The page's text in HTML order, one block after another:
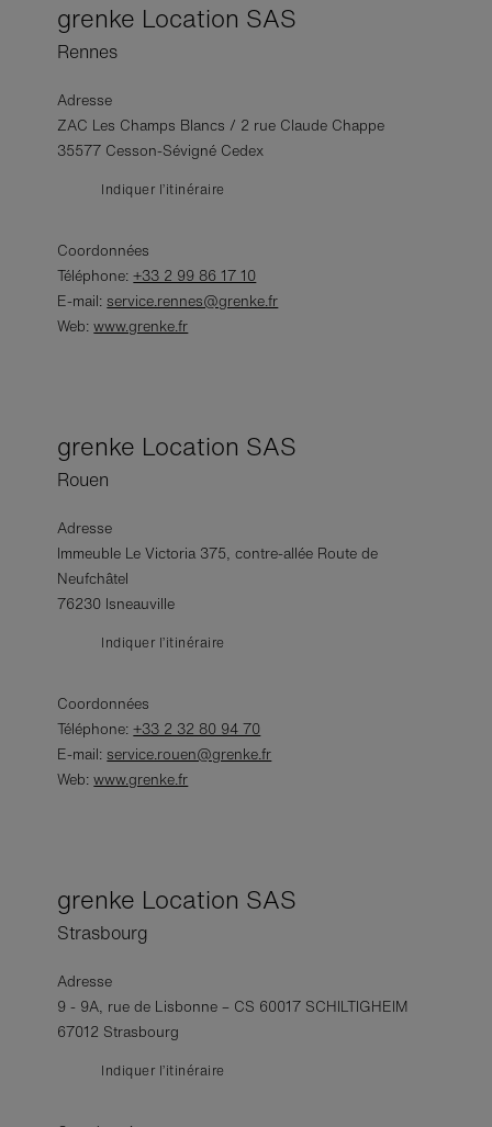
grenke Location SAS
Rennes
Adresse
ZAC Les Champs Blancs / 2 rue Claude Chappe
35577 Cesson-Sévigné Cedex
Indiquer l’itinéraire
Coordonnées
Téléphone:+33 2 99 86 17 10
E-mail: service.rennes@grenke.fr
Web:www.grenke.fr
grenke Location SAS
Rouen
Adresse
Immeuble Le Victoria 375, contre-allée Route de
Neufchâtel
76230 Isneauville
Indiquer l’itinéraire
Coordonnées
Téléphone:+33 2 32 80 94 70
E-mail: service.rouen@grenke.fr
Web:www.grenke.fr
grenke Location SAS
Strasbourg
Adresse
9 - 9A, rue de Lisbonne – CS 60017 SCHILTIGHEIM
67012 Strasbourg
Indiquer l’itinéraire